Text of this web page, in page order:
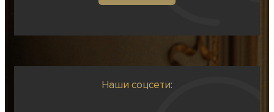
Наши соцсети: